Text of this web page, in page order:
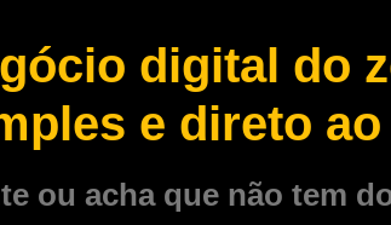
digital do
e direto
ou acha que não tem